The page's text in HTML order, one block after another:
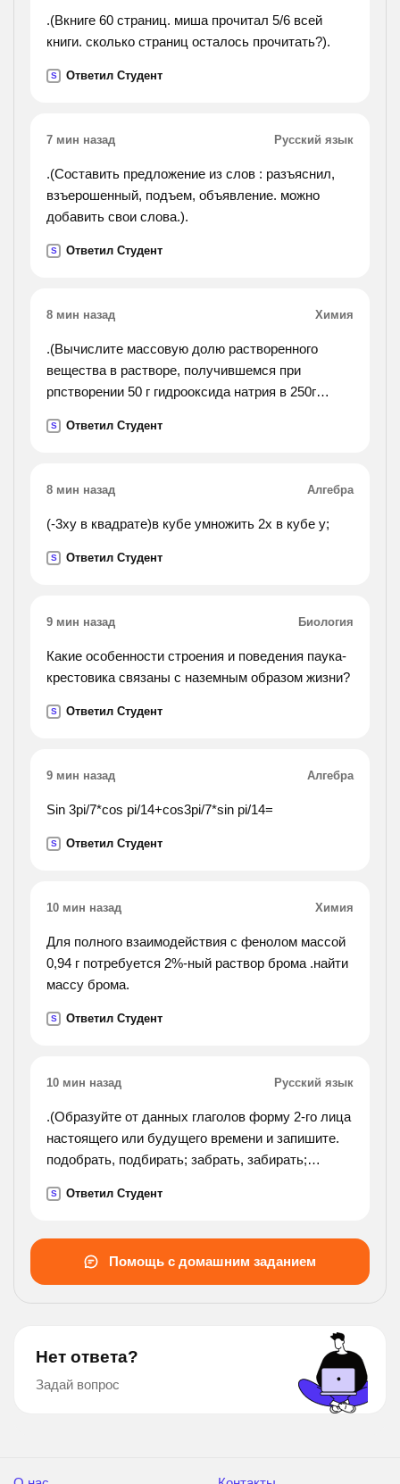
.(Вкниге 60 страниц. миша прочитал 5/6 всей
книги. сколько страниц осталось прочитать?).
S Ответил Студент
7 мин назад Русский язык
.(Составить предложение из слов : разъяснил,
взъерошенный, подъем, объявление. можно
добавить свои слова.).
S Ответил Студент
8 мин назад Химия
.(Вычислите массовую долю растворенного
вещества в растворе, получившемся при
рпстворении 50 г гидрооксида натрия в 250г
S Ответил Студент
8 мин назад Алгебра
(-3ху в квадрате)в кубе умножить 2х в кубе у;
S Ответил Студент
9 мин назад Биология
Какие особенности строения и поведения паука-
крестовика связаны с наземным образом жизни?
S Ответил Студент
9 мин назад Алгебра
Sin 3pi/7*cos pi/14+cos3pi/7*sin pi/14=
S Ответил Студент
10 мин назад Химия
Для полного взаимодействия с фенолом массой
0,94 г потребуется 2%-ный раствор брома .найти
массу брома.
S Ответил Студент
10 мин назад Русский язык
.(Образуйте от данных глаголов форму 2-го лица
настоящего или будущего времени и запишите.
подобрать, подбирать; забрать, забирать;
отпирать; натереть, натирать. !).
S Ответил Студент
Помощь с домашним заданием
Нет ответа?
Задай вопрос